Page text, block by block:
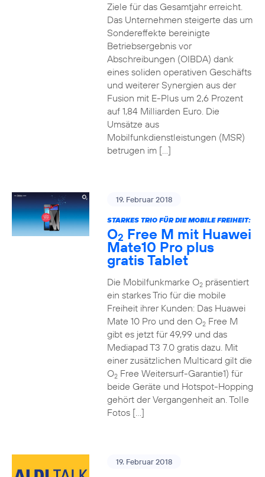
Ziele für das Gesamtjahr erreicht.
Das Unternehmen steigerte das um
Sondereffekte bereinigte
Betriebsergebnis vor
Abschreibungen (OIBDA) dank
eines soliden operativen Geschäfts
und weiterer Synergien aus der
Fusion mit E-Plus um 2,6 Prozent
auf 1,84 Milliarden Euro. Die
Umsätze aus
Mobilfunkdienstleistungen (MSR)
betrugen im […]
19. Februar 2018
STARKES TRIO FÜR DIE MOBILE FREIHEIT:
O2 Free M mit Huawei
Mate10 Pro plus
gratis Tablet
Die Mobilfunkmarke O2präsentiert
ein starkes Trio für die mobile
Freiheit ihrer Kunden: Das Huawei
Mate 10 Pro und den O2Free M
gibt es jetzt für 49,99 und das
Mediapad T3 7.0 gratis dazu. Mit
einer zusätzlichen Multicard gilt die
O2Free Weitersurf-Garantie1) für
beide Geräte und Hotspot-Hopping
gehört der Vergangenheit an. Tolle
Fotos […]
19. Februar 2018